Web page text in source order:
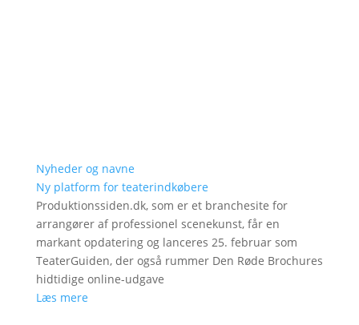
Nyheder og navne
Ny platform for teaterindkøbere
Produktionssiden.dk, som er et branchesite for
arrangører af professionel scenekunst, får en
markant opdatering og lanceres 25. februar som
TeaterGuiden, der også rummer Den Røde Brochures
hidtidige online-udgave
Læs mere